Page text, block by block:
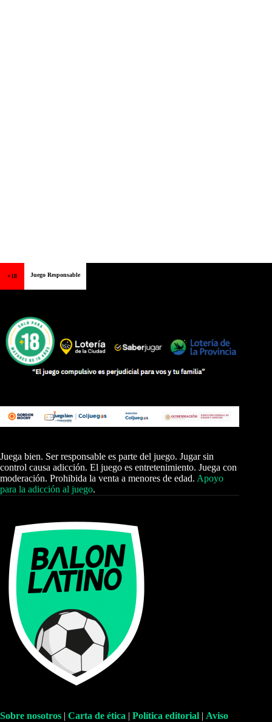
+18 Juego Responsable
Juega bien. Ser responsable es parte del juego. Jugar sin
control causa adicción. El juego es entretenimiento. Juega con
moderación. Prohibida la venta a menores de edad. Apoyo
para la adicción al juego.
Sobre nosotros | Carta de ética | Política editorial | Aviso